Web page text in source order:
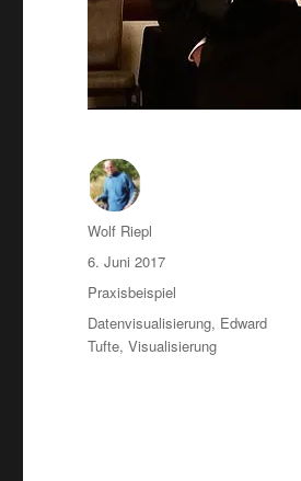
Autor
Wolf Riepl
Veröffentlicht
am
6. Juni 2017
Kategorien
Praxisbeispiel
Schlagwörter
Datenvisualisierung, Edward
Tufte,Visualisierung